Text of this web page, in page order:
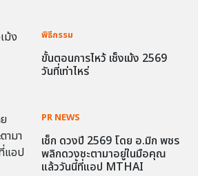
พิธีกรรม
ขั้นตอนการไหว้ เช็งเม้ง 2569
วันที่เท่าไหร่
PR NEWS
เช็ก ดวงปี 2569 โดย อ.มิก พชร
พลิกดวงชะตามาอยู่ในมือคุณ
แล้ววันนี้ที่แอป MTHAI